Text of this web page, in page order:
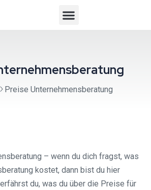
Preise Unternehmensberatung
– wenn du dich fragst, was
kostet, dann bist du hier
du, was du über die Preise für